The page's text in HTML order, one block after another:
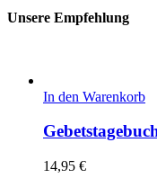
Unsere Empfehlung
In den Warenkorb
14,95 €